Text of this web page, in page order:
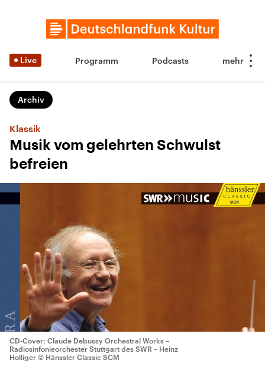
Live Programm Podcasts
Archiv
Klassik
Musik vom gelehrten Schwulst
befreien
CD-Cover: Claude Debussy Orchestral Works –
Radiosinfonieorchester Stuttgart des SWR – Heinz
Holliger © Hänssler Classic SCM